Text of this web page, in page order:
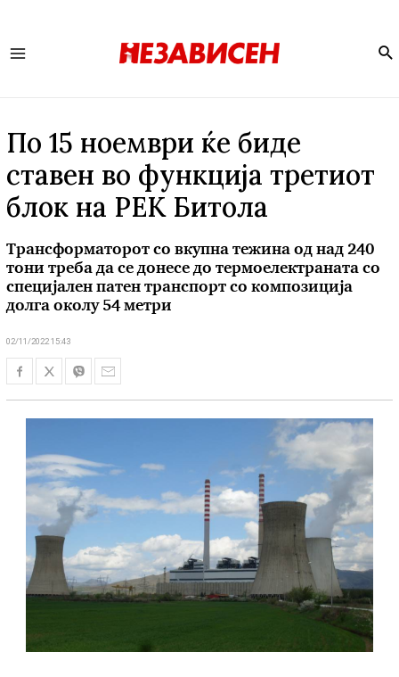
По 15 ноември ќе биде
ставен во функција третиот
блок на РЕК Битола
Трансформаторот со вкупна тежина од над 240
тони треба да се донесе до термоелектраната со
специјален патен транспорт со композиција
долга околу 54 метри
02/11/2022 15:43